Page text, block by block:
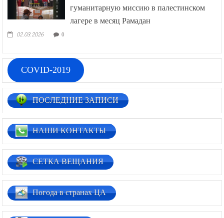
гуманитарную миссию в палестинском
лагере в месяц Рамадан
02.03.2026 0
COVID-2019
ПОСЛЕДНИЕ ЗАПИСИ
НАШИ КОНТАКТЫ
СЕТКА ВЕЩАНИЯ
Погода в странах ЦА